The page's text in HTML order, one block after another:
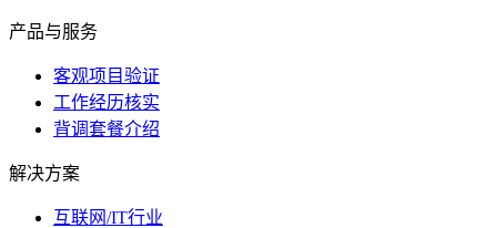
产品与服务
客观项目验证
工作经历核实
背调套餐介绍
解决方案
互联网/IT行业